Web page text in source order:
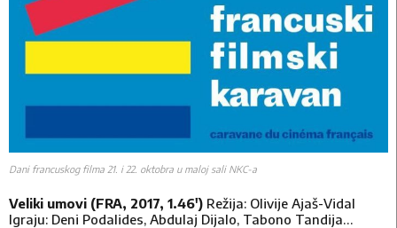
Dani francuskog filma 21. i 22. oktobra u maloj sali NKC-a
Veliki umovi (FRA, 2017, 1.46′) Režija: Olivije Ajaš-Vidal
Igraju: Deni Podalides, Abdulaj Dijalo, Tabono Tandija…